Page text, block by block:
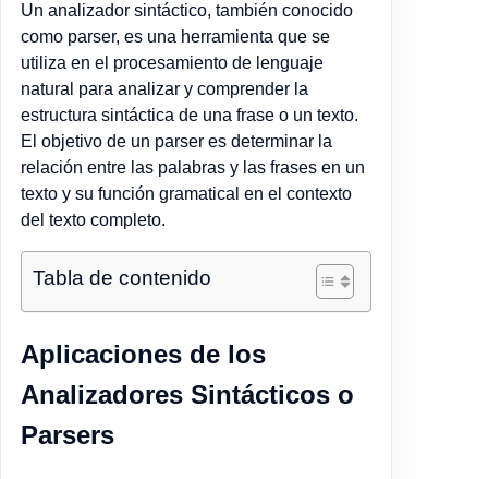
Un analizador sintáctico, también conocido
como parser, es una herramienta que se
utiliza en el procesamiento de lenguaje
natural para analizar y comprender la
estructura sintáctica de una frase o un texto.
El objetivo de un parser es determinar la
relación entre las palabras y las frases en un
texto y su función gramatical en el contexto
del texto completo.
Tabla de contenido
Aplicaciones de los
Analizadores Sintácticos o
Parsers